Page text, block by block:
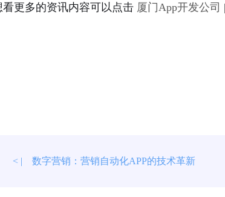
看更多的资讯内容可以点击 厦门App开发公司 |
< | 数字营销：营销自动化APP的技术革新